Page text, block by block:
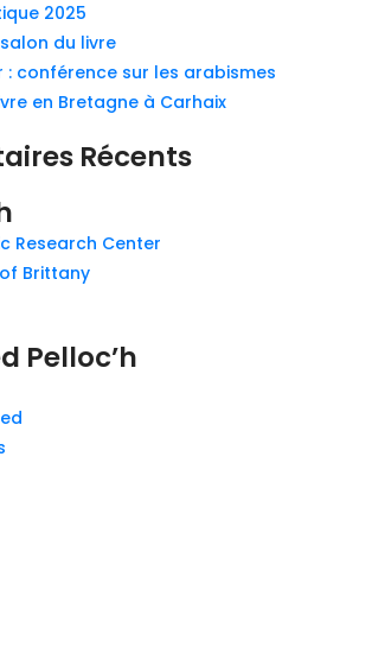
2025
du livre
: conférence sur les arabismes
en Bretagne à Carhaix
Récents
Research Center
Brittany
Pelloc’h